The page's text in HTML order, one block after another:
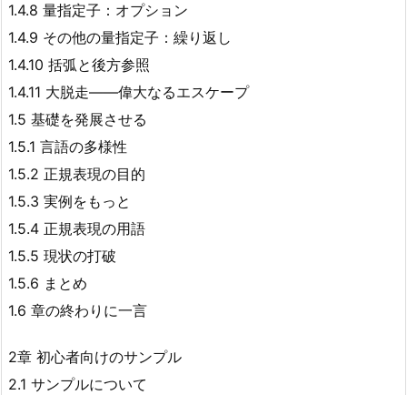
1.4.8 量指定子：オプション
1.4.9 その他の量指定子：繰り返し
1.4.10 括弧と後方参照
1.4.11 大脱走――偉大なるエスケープ
1.5 基礎を発展させる
1.5.1 言語の多様性
1.5.2 正規表現の目的
1.5.3 実例をもっと
1.5.4 正規表現の用語
1.5.5 現状の打破
1.5.6 まとめ
1.6 章の終わりに一言
2章 初心者向けのサンプル
2.1 サンプルについて